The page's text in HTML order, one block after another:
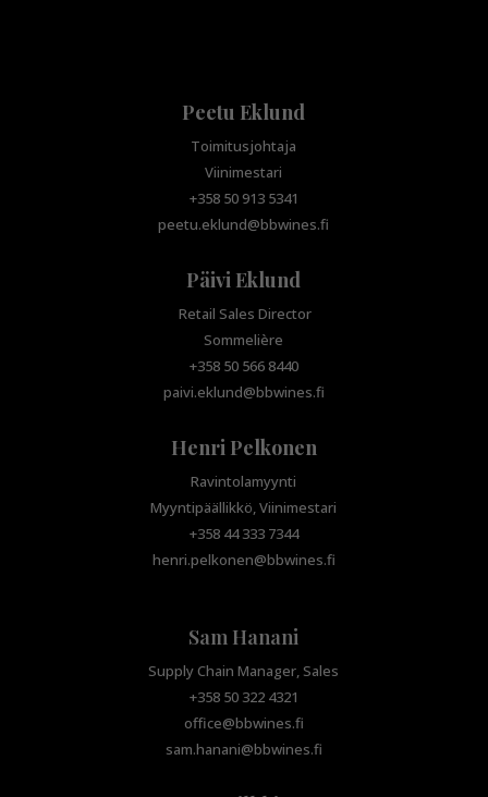
Peetu Eklund
Toimitusjohtaja
Viinimestari
+358 50 913 5341
peetu.eklund@bbwines.fi
Päivi Eklund
Retail Sales Director
Sommelière
+358 50 566 8440
paivi.eklund@bbwines.fi
Henri Pelkonen
Ravintolamyynti
Myyntipäällikkö, Viinimestari
+358 44 333 7344
henri.pelkonen@bbwines.fi
Sam Hanani
Supply Chain Manager, Sales
+358 50 322 4321
office@bbwines.fi
sam.hanani@bbwines.fi